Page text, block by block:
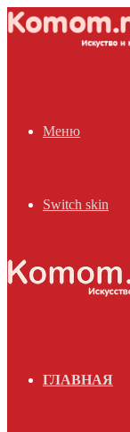
Меню
Switch skin
ГЛАВНАЯ